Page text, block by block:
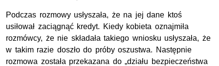
Podczas rozmowy usłyszała, że na jej dane ktoś
usiłował zaciągnąć kredyt. Kiedy kobieta oznajmiła
rozmówcy, że nie składała takiego wniosku usłyszała, że
w takim razie doszło do próby oszustwa. Następnie
rozmowa została przekazana do „działu bezpieczeństwa